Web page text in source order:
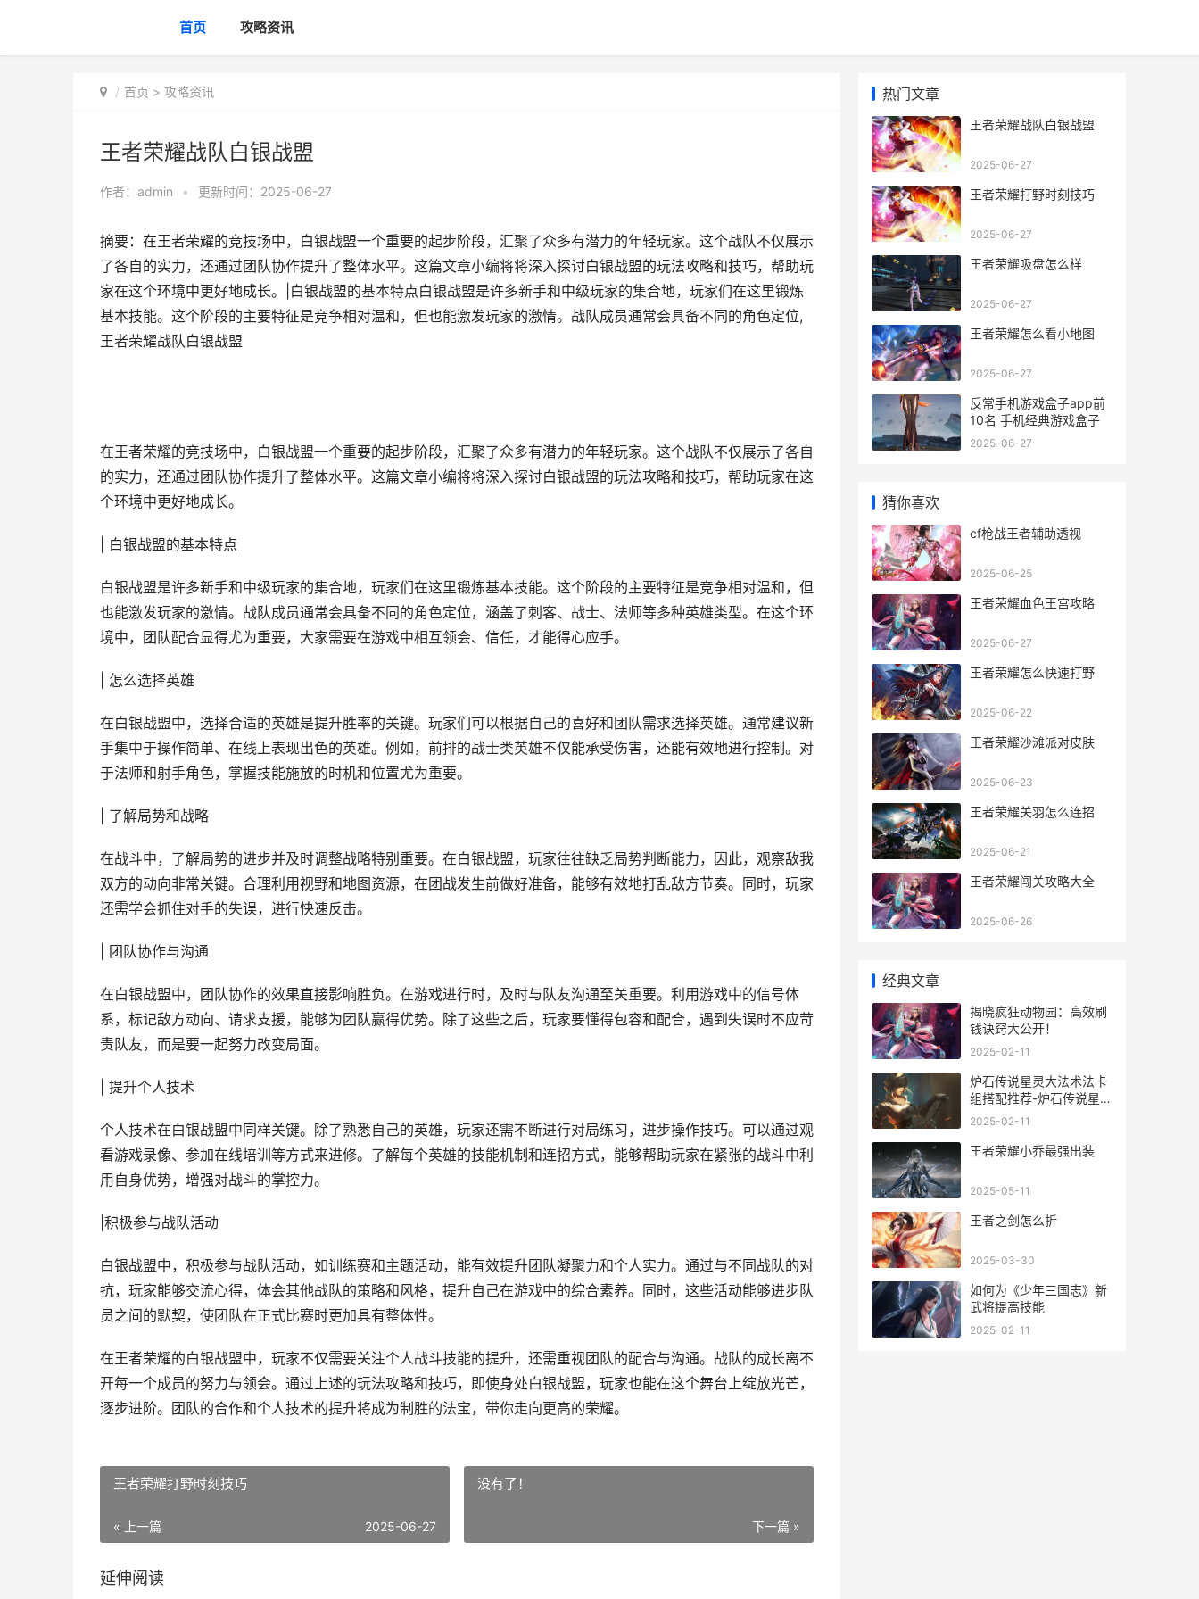
首页 攻略资讯
首页 > 攻略资讯
王者荣耀战队白银战盟
作者： admin • 更新时间：2025-06-27
摘要：在王者荣耀的竞技场中，白银战盟一个重要的起步阶段，汇聚了众多有潜力的年轻玩家。这个战队不仅展示
了各自的实力，还通过团队协作提升了整体水平。这篇文章小编将将深入探讨白银战盟的玩法攻略和技巧，帮助玩
家在这个环境中更好地成长。|白银战盟的基本特点白银战盟是许多新手和中级玩家的集合地，玩家们在这里锻炼
基本技能。这个阶段的主要特征是竞争相对温和，但也能激发玩家的激情。战队成员通常会具备不同的角色定位,
王者荣耀战队白银战盟
在王者荣耀的竞技场中，白银战盟一个重要的起步阶段，汇聚了众多有潜力的年轻玩家。这个战队不仅展示了各自
的实力，还通过团队协作提升了整体水平。这篇文章小编将将深入探讨白银战盟的玩法攻略和技巧，帮助玩家在这
个环境中更好地成长。
| 白银战盟的基本特点
白银战盟是许多新手和中级玩家的集合地，玩家们在这里锻炼基本技能。这个阶段的主要特征是竞争相对温和，但
也能激发玩家的激情。战队成员通常会具备不同的角色定位，涵盖了刺客、战士、法师等多种英雄类型。在这个环
境中，团队配合显得尤为重要，大家需要在游戏中相互领会、信任，才能得心应手。
| 怎么选择英雄
在白银战盟中，选择合适的英雄是提升胜率的关键。玩家们可以根据自己的喜好和团队需求选择英雄。通常建议新
手集中于操作简单、在线上表现出色的英雄。例如，前排的战士类英雄不仅能承受伤害，还能有效地进行控制。对
于法师和射手角色，掌握技能施放的时机和位置尤为重要。
| 了解局势和战略
在战斗中，了解局势的进步并及时调整战略特别重要。在白银战盟，玩家往往缺乏局势判断能力，因此，观察敌我
双方的动向非常关键。合理利用视野和地图资源，在团战发生前做好准备，能够有效地打乱敌方节奏。同时，玩家
还需学会抓住对手的失误，进行快速反击。
| 团队协作与沟通
在白银战盟中，团队协作的效果直接影响胜负。在游戏进行时，及时与队友沟通至关重要。利用游戏中的信号体
系，标记敌方动向、请求支援，能够为团队赢得优势。除了这些之后，玩家要懂得包容和配合，遇到失误时不应苛
责队友，而是要一起努力改变局面。
| 提升个人技术
个人技术在白银战盟中同样关键。除了熟悉自己的英雄，玩家还需不断进行对局练习，进步操作技巧。可以通过观
看游戏录像、参加在线培训等方式来进修。了解每个英雄的技能机制和连招方式，能够帮助玩家在紧张的战斗中利
用自身优势，增强对战斗的掌控力。
|积极参与战队活动
白银战盟中，积极参与战队活动，如训练赛和主题活动，能有效提升团队凝聚力和个人实力。通过与不同战队的对
抗，玩家能够交流心得，体会其他战队的策略和风格，提升自己在游戏中的综合素养。同时，这些活动能够进步队
员之间的默契，使团队在正式比赛时更加具有整体性。
在王者荣耀的白银战盟中，玩家不仅需要关注个人战斗技能的提升，还需重视团队的配合与沟通。战队的成长离不
开每一个成员的努力与领会。通过上述的玩法攻略和技巧，即使身处白银战盟，玩家也能在这个舞台上绽放光芒，
逐步进阶。团队的合作和个人技术的提升将成为制胜的法宝，带你走向更高的荣耀。
王者荣耀打野时刻技巧
« 上一篇 2025-06-27
没有了！
下一篇 »
延伸阅读
热门文章
王者荣耀战队白银战盟
2025-06-27
王者荣耀打野时刻技巧
2025-06-27
王者荣耀吸盘怎么样
2025-06-27
王者荣耀怎么看小地图
2025-06-27
反常手机游戏盒子app前
10名 手机经典游戏盒子
2025-06-27
猜你喜欢
cf枪战王者辅助透视
2025-06-25
王者荣耀血色王宫攻略
2025-06-27
王者荣耀怎么快速打野
2025-06-22
王者荣耀沙滩派对皮肤
2025-06-23
王者荣耀关羽怎么连招
2025-06-21
王者荣耀闯关攻略大全
2025-06-26
经典文章
揭晓疯狂动物园：高效刷
钱诀窍大公开！
2025-02-11
炉石传说星灵大法术法卡
组搭配推荐-炉石传说星灵
大法术法卡组怎么构筑 炉
2025-02-11
王者荣耀小乔最强出装
2025-05-11
王者之剑怎么折
2025-03-30
如何为《少年三国志》新
武将提高技能
2025-02-11